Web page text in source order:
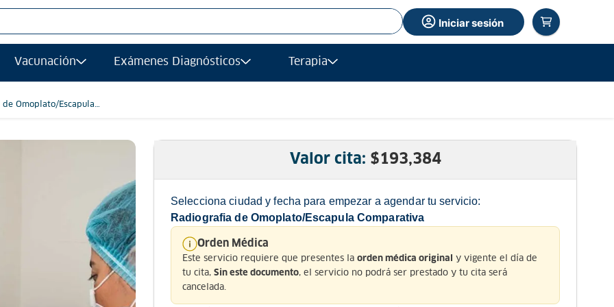
Iniciar sesión
Vacunación Exámenes Diagnósticos Terapia
de Omoplato/Escapula
Valor cita: $193,384
Selecciona ciudad y fecha para empezar a agendar tu servicio:
Radiografia de Omoplato/Escapula Comparativa
Orden Médica
Este servicio requiere que presentes la orden médica original
y vigente el día de
tu cita, Sin este documento, el servicio no podrá ser prestado y tu cita será
cancelada.